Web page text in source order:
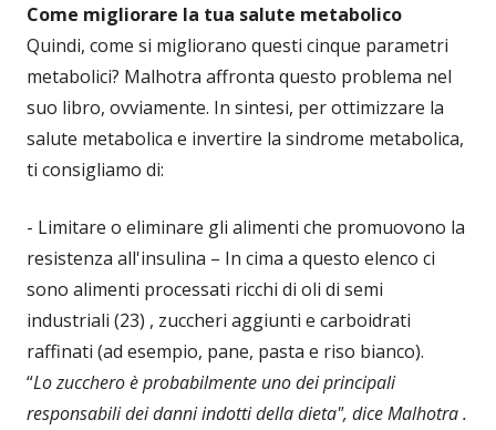
Come migliorare la tua salute metabolico
Quindi, come si migliorano questi cinque parametri
metabolici? Malhotra affronta questo problema nel
suo libro, ovviamente. In sintesi, per ottimizzare la
salute metabolica e invertire la sindrome metabolica,
ti consigliamo di:
- Limitare o eliminare gli alimenti che promuovono la
resistenza all'insulina – In cima a questo elenco ci
sono alimenti processati ricchi di oli di semi
industriali (23) , zuccheri aggiunti e carboidrati
raffinati (ad esempio, pane, pasta e riso bianco).
“Lo zucchero è probabilmente uno dei principali
responsabili dei danni indotti della dieta", dice Malhotra .